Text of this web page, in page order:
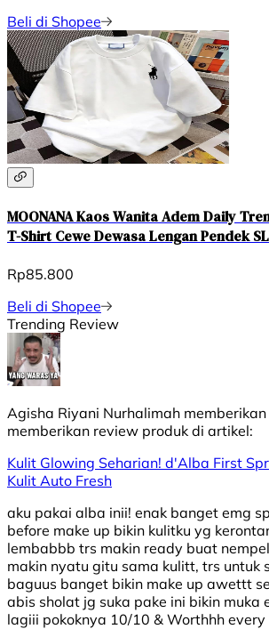
Beli di Shopee
MOONANA Kaos Wanita Adem Daily
T-Shirt Cewe Dewasa Lengan Pendek
Rp85.800
Beli di Shopee
Trending Review
Agisha Riyani Nurhalimah
memberikan review produk di artikel:
Kulit Glowing Seharian! d'Alba First
Kulit Auto Fresh
aku pakai alba inii! enak banget emg
before make up bikin kulitku yg
lembabbb trs makin ready buat
makin nyatu gitu sama kulitt, trs untuk
baguus banget bikin make up awettt
abis sholat jg suka pake ini bikin muka
lagiii pokoknya 10/10 & Worthhh